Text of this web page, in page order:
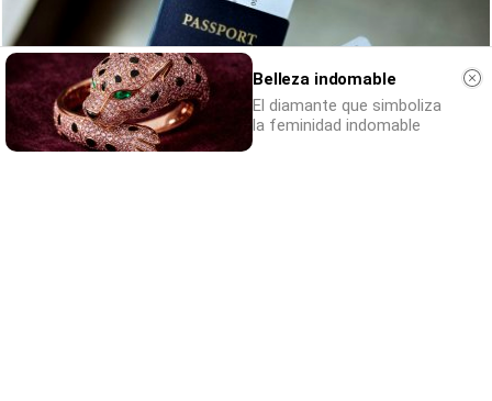
Belleza indomable
El diamante que simboliza
la feminidad indomable